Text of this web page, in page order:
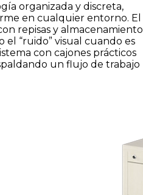
organizada y discreta,
en cualquier entorno. El
repisas y almacenamiento
“ruido” visual cuando es
con cajones prácticos
un flujo de trabajo